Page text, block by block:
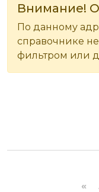
Внимание!
По данному
справочнике
фильтром или
«